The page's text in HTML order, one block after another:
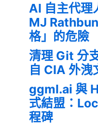
AI 自主代理
MJ
格」的危險
清理 Git 分
自 CIA 外洩
ggml.ai 與
式結盟：
程碑